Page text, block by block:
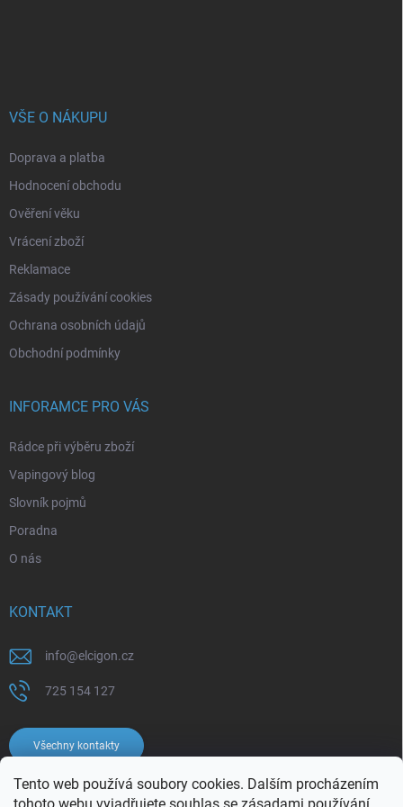
Tento web používá soubory cookies. Dalším procházením
VŠE O NÁKUPU
Doprava a platba
Hodnocení obchodu
Ověření věku
Vrácení zboží
Reklamace
Zásady používání cookies
Ochrana osobních údajů
Obchodní podmínky
INFORAMCE PRO VÁS
Rádce při výběru zboží
Vapingový blog
Slovník pojmů
Poradna
O nás
KONTAKT
info@elcigon.cz
725 154 127
Všechny kontakty